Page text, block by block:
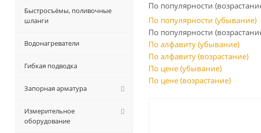
По популярности
По популярности (убывание)
По популярности
По алфавиту (убывание)
По алфавиту (возрастание)
По цене (убывание)
По цене (возрастание)
Быстросъёмы, поливочные
шланги
Водонагреватели
Гибкая подводка
Запорная арматура
Измерительное
оборудование